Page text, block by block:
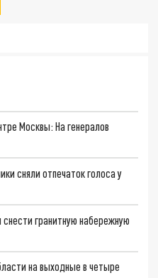
Москвы: На генералов
сняли отпечаток голоса у
гранитную набережную
на выходные в четыре